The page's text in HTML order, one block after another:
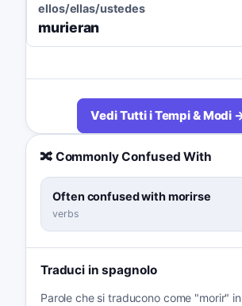
ellos/ellas/ustedes
murieran
Vedi Tutti i Tempi & Modi
🔀 Commonly Confused With
Often confused with morirse
verbs
Traduci in spagnolo
Parole che si traducono come "morir"